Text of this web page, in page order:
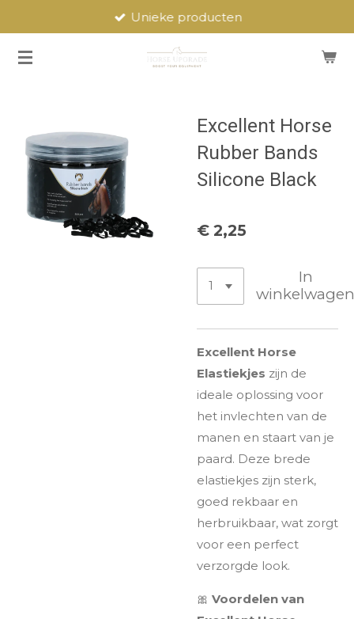
naar
Unieke producten
Excellent Horse
Rubber Bands
Silicone Black
€ 2,25
In
Excellent Horse
Elastiekjes zijn de
ideale oplossing voor
het invlechten van de
manen en staart van je
paard. Deze brede
elastiekjes zijn sterk,
goed rekbaar en
herbruikbaar, wat zorgt
voor een perfect
verzorgde look.
🎀 Voordelen van